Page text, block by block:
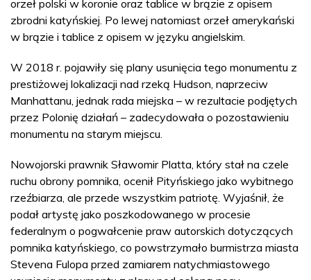
orzeł polski w koronie oraz tablice w brązie z opisem
zbrodni katyńskiej. Po lewej natomiast orzeł amerykański
w brązie i tablice z opisem w języku angielskim.
W 2018 r. pojawiły się plany usunięcia tego monumentu z
prestiżowej lokalizacji nad rzeką Hudson, naprzeciw
Manhattanu, jednak rada miejska – w rezultacie podjętych
przez Polonię działań – zadecydowała o pozostawieniu
monumentu na starym miejscu.
Nowojorski prawnik Sławomir Platta, który stał na czele
ruchu obrony pomnika, ocenił Pityńskiego jako wybitnego
rzeźbiarza, ale przede wszystkim patriotę. Wyjaśnił, że
podał artystę jako poszkodowanego w procesie
federalnym o pogwałcenie praw autorskich dotyczących
pomnika katyńskiego, co powstrzymało burmistrza miasta
Stevena Fulopa przed zamiarem natychmiastowego